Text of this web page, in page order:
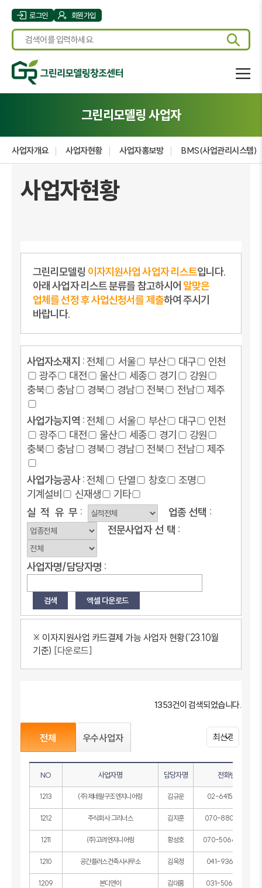
로그인 회원가입
그린리모델링 사업자
사업자개요 사업자현황 사업자홍보방 BMS(사업관리시스템)
사업자현황
그린리모델링 이자지원사업 사업자 리스트입니다.
아래 사업자 리스트 분류를 참고하시어 알맞은
업체를 선정 후 사업신청서를 제출하여 주시기
바랍니다.
사업자소재지 :전체 서울 부산 대구
인천
광주
대전 울산 세종 경기
강원
충북
충남 경북 경남 전북 전남 제주
사업가능지역 :전체 서울 부산 대구
인천
광주
대전 울산 세종 경기
강원
충북
충남 경북 경남 전북 전남 제주
사업가능공사 :전체 단열 창호
조명
기계설비
신재생
기타
실 적 유 무 : 업종 선택 :
전문사업자 선 택 :
사업자명/담당자명 :
※ 이자지원사업 카드결제 가능 사업자 현황(‘23.10월
기준) [다운로드]
1353건이 검색되었습니다.
전체 우수사업자
NO 사업자명 담당자명 전화번호
1213 (주)제네랄구조엔지니어링 김규운 02-6415-9535
1212 주식회사 그리너스 김지훈 070-8801-2345
1211 (주)고려엔지니어링 황성호 070-5066-6360
1210 공간플러스건축사사무소 김옥정 041-936-3535
1209 본디앤이 김대홍 031-506-0330